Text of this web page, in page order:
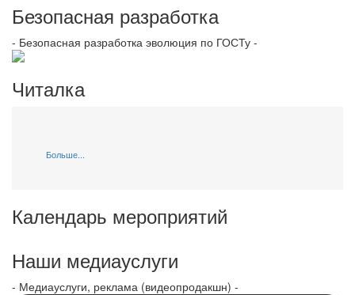
Безопасная разработка
- Безопасная разработка эволюция по ГОСТу -
Читалка
Больше...
Календарь мероприятий
Наши медиауслуги
- Медиауслуги, реклама (видеопродакшн) -